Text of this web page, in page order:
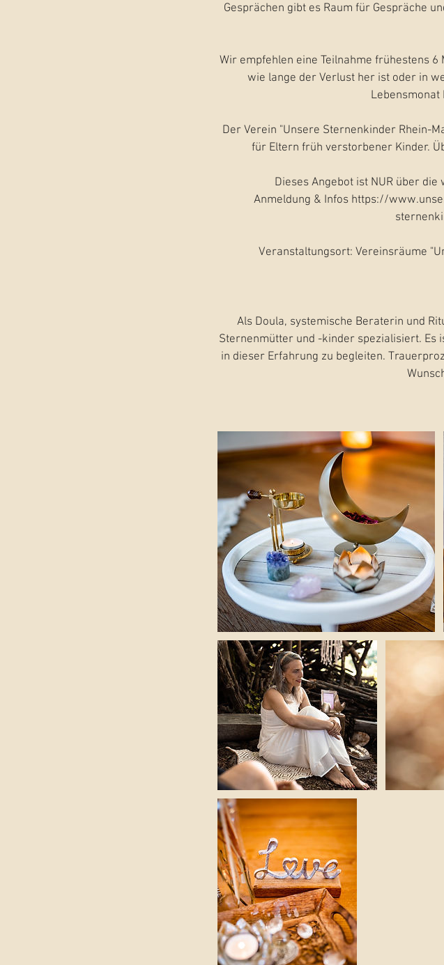
Gesprächen gibt es Raum für Gespräche
Wir empfehlen eine Teilnahme frühestens
wie lange der Verlust her ist oder in
Lebensmonat
Der Verein "Unsere Sternenkinder Rhein-
für Eltern früh verstorbener Kinder.
Dieses Angebot ist NUR über
Anmeldung & Infos https://
Veranstaltungsort: Vereinsräume
Als Doula, systemische Beraterin und
Sternenmütter und -kinder spezialisiert. Es
in dieser Erfahrung zu begleiten.